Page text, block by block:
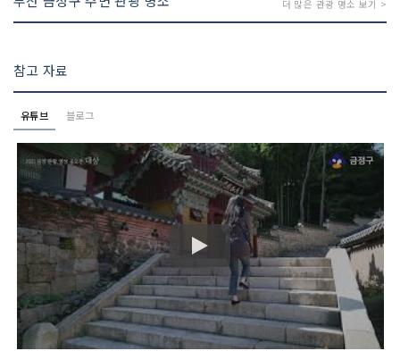
더 많은 관광 명소 보기 >
참고 자료
유튜브 블로그